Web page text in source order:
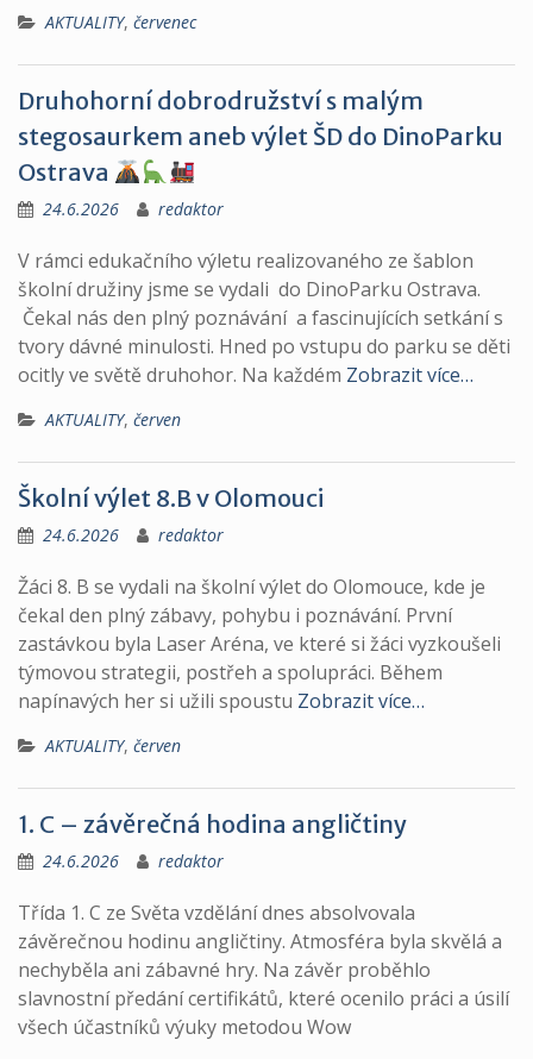
AKTUALITY, červenec
Druhohorní dobrodružství s malým
stegosaurkem aneb výlet ŠD do DinoParku
Ostrava
24.6.2026 redaktor
V rámci edukačního výletu realizovaného ze šablon
školní družiny jsme se vydali do DinoParku Ostrava.
Čekal nás den plný poznávání a fascinujících setkání s
tvory dávné minulosti. Hned po vstupu do parku se děti
ocitly ve světě druhohor. Na každém Zobrazit více…
AKTUALITY, červen
Školní výlet 8.B v Olomouci
24.6.2026 redaktor
Žáci 8. B se vydali na školní výlet do Olomouce, kde je
čekal den plný zábavy, pohybu i poznávání. První
zastávkou byla Laser Aréna, ve které si žáci vyzkoušeli
týmovou strategii, postřeh a spolupráci. Během
napínavých her si užili spoustu Zobrazit více…
AKTUALITY, červen
1. C – závěrečná hodina angličtiny
24.6.2026 redaktor
Třída 1. C ze Světa vzdělání dnes absolvovala
závěrečnou hodinu angličtiny. Atmosféra byla skvělá a
nechyběla ani zábavné hry. Na závěr proběhlo
slavnostní předání certifikátů, které ocenilo práci a úsilí
všech účastníků výuky metodou Wow